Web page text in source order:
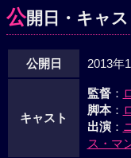
公開日・キャ
公開日 2013年
キャスト
監督：
脚本：
出演：
ス・マ